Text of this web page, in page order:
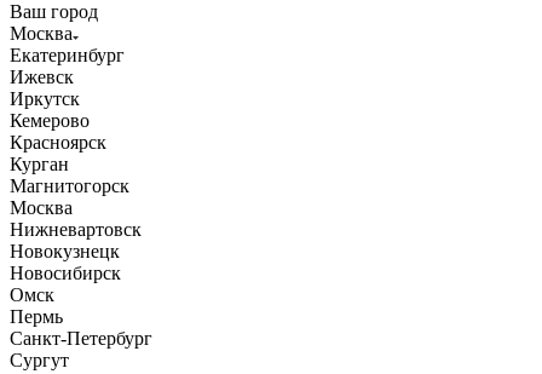
Ваш город
Москва
Екатеринбург
Ижевск
Иркутск
Кемерово
Красноярск
Курган
Магнитогорск
Москва
Нижневартовск
Новокузнецк
Новосибирск
Омск
Пермь
Санкт-Петербург
Сургут